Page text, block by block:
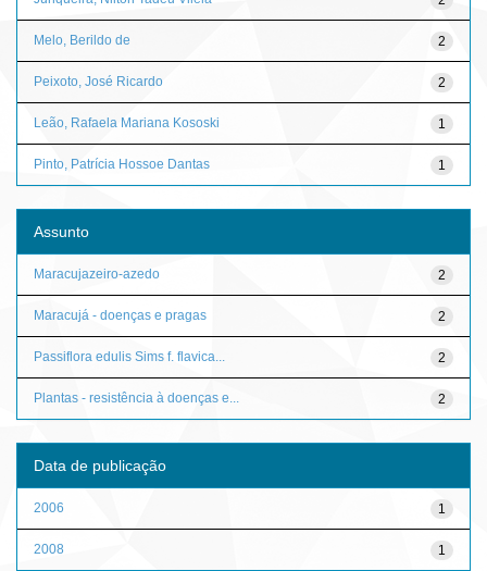
2
Melo, Berildo de
2
Peixoto, José Ricardo
1
Leão, Rafaela Mariana Kososki
1
Pinto, Patrícia Hossoe Dantas
Assunto
2
Maracujazeiro-azedo
2
Maracujá - doenças e pragas
2
Passiflora edulis Sims f. flavica...
2
Plantas - resistência à doenças e...
Data de publicação
1
2006
1
2008